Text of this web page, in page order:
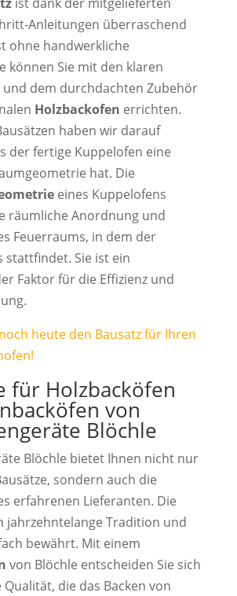
ist dank der mitgelieferten
Anleitungen überraschend
ohne handwerkliche
können Sie mit den klaren
und dem durchdachten Zubehör
Holzbackofen errichten.
haben wir darauf
der fertige Kuppelofen eine
hat. Die
eines Kuppelofens
räumliche Anordnung und
Feuerraums, in dem der
stattfindet. Sie ist ein
Faktor für die Effizienz und
heute den Bausatz für Ihren
für Holzbacköfen
von
Blöchle
Blöchle bietet Ihnen nicht nur
sondern auch die
erfahrenen Lieferanten. Die
jahrzehntelange Tradition und
bewährt. Mit einem
von Blöchle entscheiden Sie sich
die das Backen von